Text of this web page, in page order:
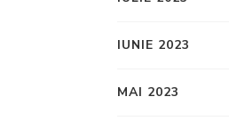
IUNIE 2023
MAI 2023